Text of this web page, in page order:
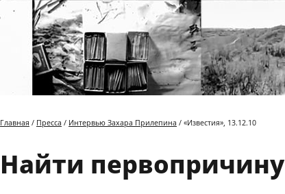
Главная / Пресса / Интервью Захара Прилепина / «Известия», 13.12.10
Найти первопричину